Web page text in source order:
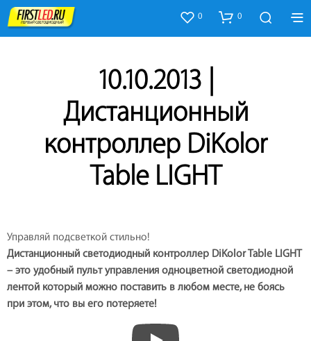
0 0
10.10.2013 |
Дистанционный
контроллер DiKolor
Table LIGHT
Управляй подсветкой стильно!
Дистанционный светодиодный контроллер DiKolor Table LIGHT
– это удобный пульт управления одноцветной светодиодной
лентой который можно поставить в любом месте, не боясь
при этом, что вы его потеряете!